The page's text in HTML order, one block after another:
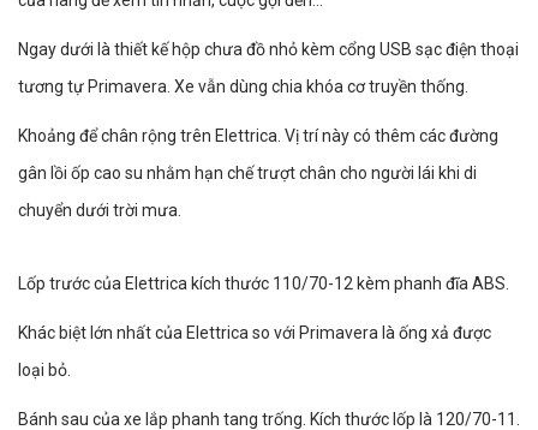
Ngay dưới là thiết kế hộp chưa đồ nhỏ kèm cổng USB sạc điện thoại
tương tự Primavera. Xe vẫn dùng chia khóa cơ truyền thống.
Khoảng để chân rộng trên Elettrica. Vị trí này có thêm các đường
gân lồi ốp cao su nhằm hạn chế trượt chân cho người lái khi di
chuyển dưới trời mưa.
Lốp trước của Elettrica kích thước 110/70-12 kèm phanh đĩa ABS.
Khác biệt lớn nhất của Elettrica so với Primavera là ống xả được
loại bỏ.
Bánh sau của xe lắp phanh tang trống. Kích thước lốp là 120/70-11.